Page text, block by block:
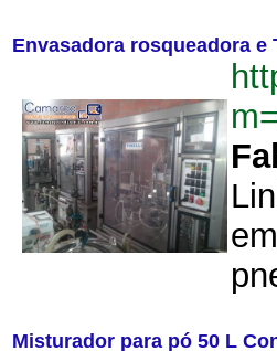
Envasadora rosqueadora e
Misturador para pó 50 L